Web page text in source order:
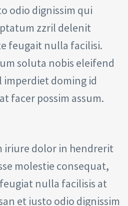
odio dignissim qui
zzril delenit
feugait nulla facilisi.
soluta nobis eleifend
doming id
facer possim assum.
iriure dolor in hendrerit
molestie consequat,
nulla facilisis at
et iusto odio dignissim